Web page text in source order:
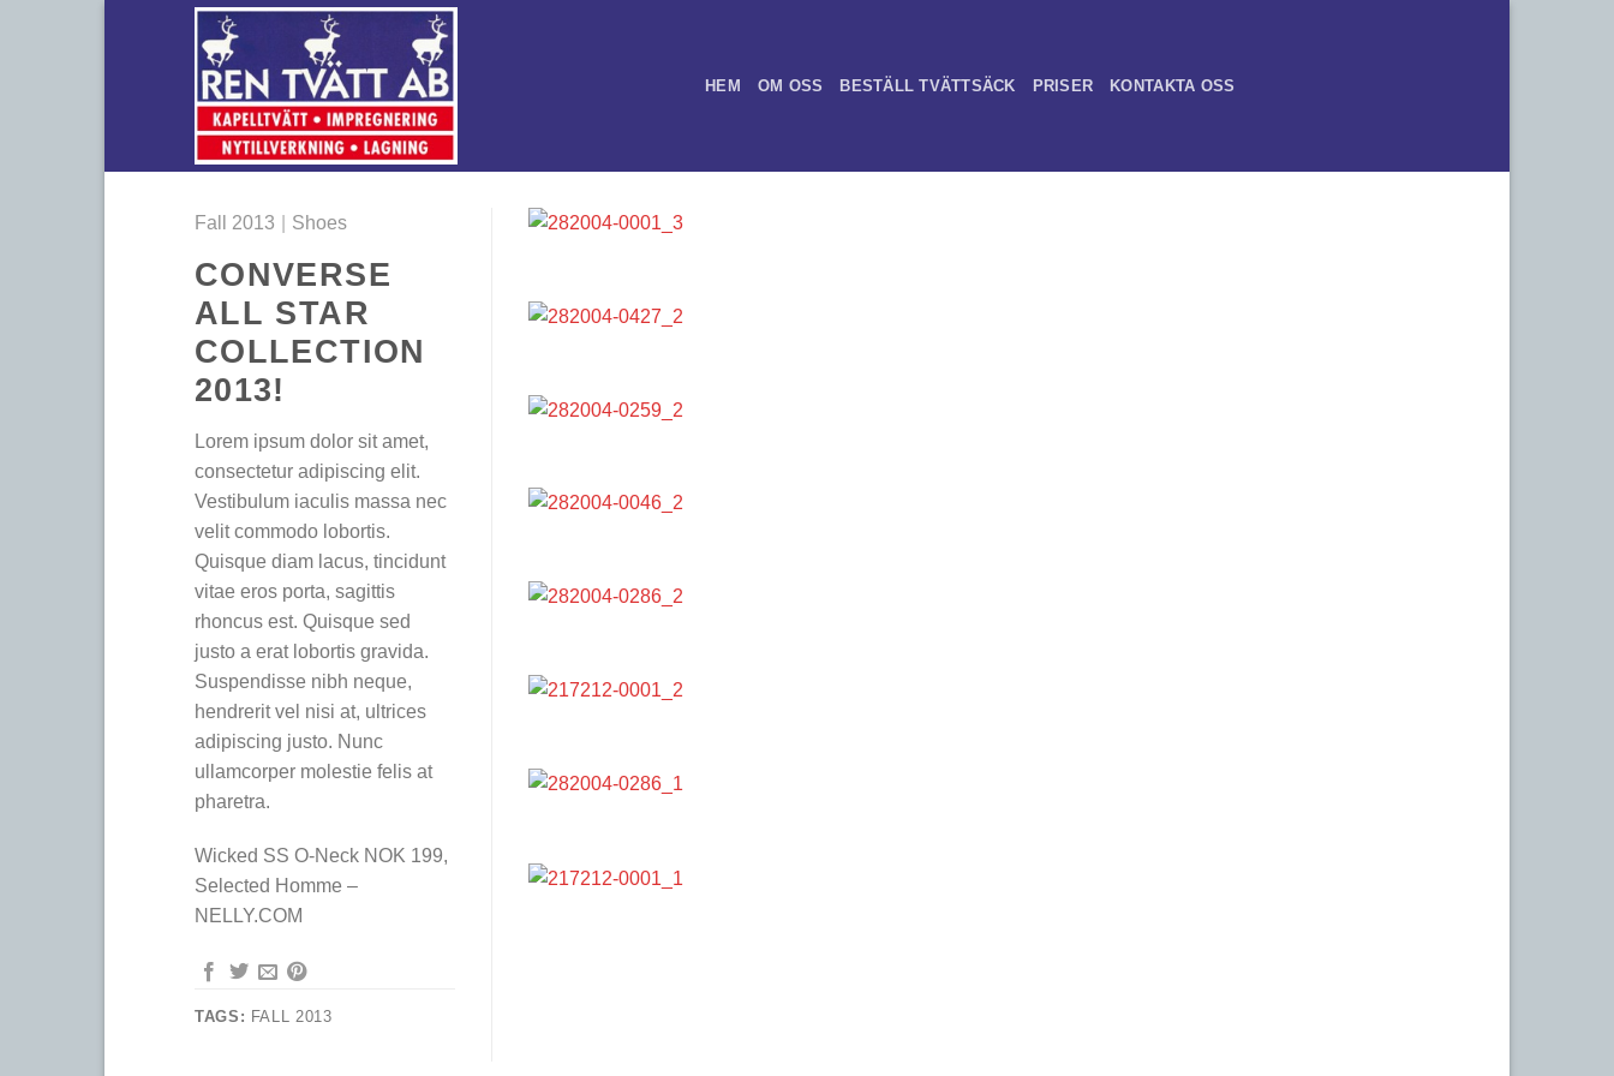
HEM OM OSS BESTÄLL TVÄTTSÄCK PRISER KONTAKTA OSS
Fall 2013 Shoes
CONVERSE
ALL STAR
COLLECTION
2013!
Lorem ipsum dolor sit amet,
consectetur adipiscing elit.
Vestibulum iaculis massa nec
velit commodo lobortis.
Quisque diam lacus, tincidunt
vitae eros porta, sagittis
rhoncus est. Quisque sed
justo a erat lobortis gravida.
Suspendisse nibh neque,
hendrerit vel nisi at, ultrices
adipiscing justo. Nunc
ullamcorper molestie felis at
pharetra.
Wicked SS O-Neck NOK 199,
Selected Homme –
NELLY.COM
TAGS: FALL 2013